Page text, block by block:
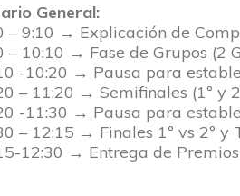
General:
– 9:10 → Explicación de
– 10:10 → Fase de Grupos (2
-10:20 → Pausa para
– 11:20 → Semifinales (1º y
-11:30 → Pausa para
– 12:15 → Finales 1º vs 2º y
12:30 → Entrega de